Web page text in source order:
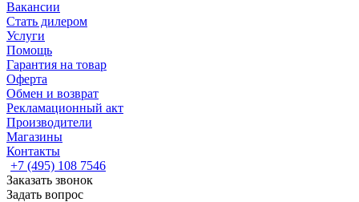
Вакансии
Стать дилером
Услуги
Помощь
Гарантия на товар
Оферта
Обмен и возврат
Рекламационный акт
Производители
Магазины
Контакты
+7 (495) 108 7546
Заказать звонок
Задать вопрос